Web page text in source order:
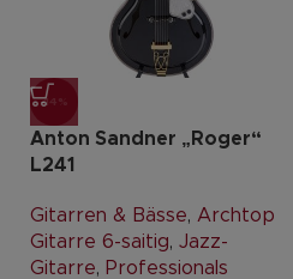
-14%
Anton Sandner „Roger“
L241
Gitarren & Bässe, Archtop
Gitarre 6-saitig, Jazz-
Gitarre, Professionals